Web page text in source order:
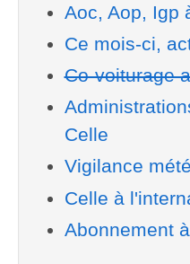
Aoc, Aop, Igp
Ce mois-ci,
Co-voiturage
Celle
Vigilance
Celle à
Abonnement